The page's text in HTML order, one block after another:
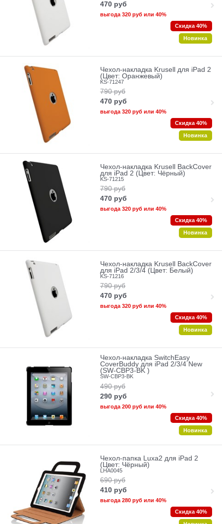
470 руб
выгода 320 рубили 40%
Скидка 40%
Новинка
Чехол-накладка Krusell для iPad 2
(Цвет: Оранжевый)
KS-71247
790 руб
470 руб
выгода 320 рубили 40%
Скидка 40%
Новинка
Чехол-накладка Krusell BackCover
для iPad 2 (Цвет: Чёрный)
KS-71215
790 руб
470 руб
выгода 320 рубили 40%
Скидка 40%
Новинка
Чехол-накладка Krusell BackCover
для iPad 2/3/4 (Цвет: Белый)
KS-71216
790 руб
470 руб
выгода 320 рубили 40%
Скидка 40%
Новинка
Чехол-накладка SwitchEasy
CoverBuddy для iPad 2/3/4 New
(SW-CBP3-BK )
SW-CBP3-BK
490 руб
290 руб
выгода 200 рубили 40%
Скидка 40%
Новинка
Чехол-папка Luxa2 для iPad 2
(Цвет: Чёрный)
LHA0045
690 руб
410 руб
выгода 280 рубили 40%
Скидка 40%